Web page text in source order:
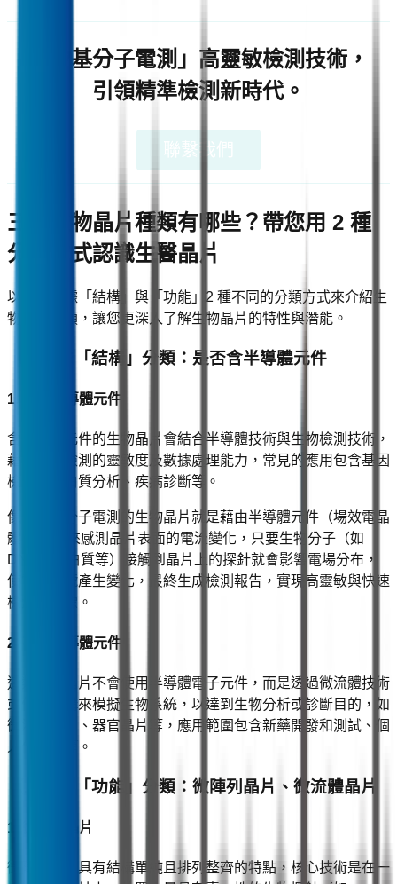
「矽基分子電測」高靈敏檢測技術，
引領精準檢測新時代。
聯繫我們
三、生物晶片種類有哪些？帶您用 2 種
分類方式認識生醫晶片
以下將根據「結構」與「功能」2 種不同的分類方式來介紹生
物晶片種類，讓您更深入了解生物晶片的特性與潛能。
（一）依「結構」分類：是否含半導體元件
1. 包含半導體元件
含半導體元件的生物晶片會結合半導體技術與生物檢測技術，
藉此提高檢測的靈敏度及數據處理能力，常見的應用包含基因
檢測、蛋白質分析、疾病診斷等。
像是矽基分子電測的生物晶片就是藉由半導體元件（場效電晶
體 FET）來感測晶片表面的電流變化，只要生物分子（如
DNA、蛋白質等）接觸到晶片上的探針就會影響電場分布，
使電流訊號產生變化，最終生成檢測報告，實現高靈敏與快速
檢測的目標。
2. 不含半導體元件
這類生物晶片不會使用半導體電子元件，而是透過微流體技術
或仿生結構來模擬生物系統，以達到生物分析或診斷目的，如
微流體晶片、器官晶片等，應用範圍包含新藥開發和測試、個
人化醫療等。
（二）依「功能」分類：微陣列晶片、微流體晶片
1. 微陣列晶片
微陣列晶片具有結構單純且排列整齊的特點，核心技術是在一